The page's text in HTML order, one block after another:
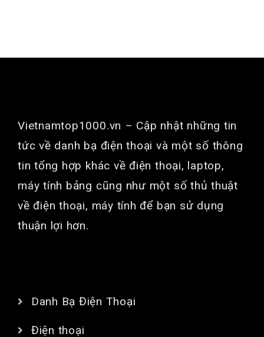
Vietnamtop1000.vn – Cập nhật những tin
tức về danh bạ điện thoại và một số thông
tin tổng hợp khác về điện thoại, laptop,
máy tính bảng cũng như một số thủ thuật
về điện thoại, máy tính để bạn sử dụng
thuận lợi hơn.
Danh Bạ Điện Thoại
Điện thoại